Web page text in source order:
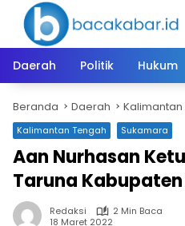
Langsung
konten
Daerah
Politik Hukum
Beranda Daerah Kalimantan
Kalimantan Tengah Sukamara
Aan Nurhasan
Taruna
Redaksi
2 Min Baca
18 Maret 2022